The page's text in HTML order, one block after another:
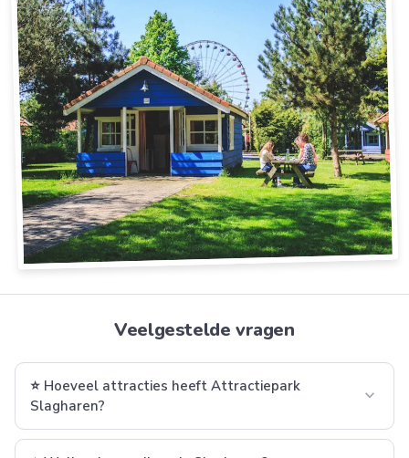
Veelgestelde vragen
⭐ Hoeveel attracties heeft Attractiepark
Slagharen?
expand_more